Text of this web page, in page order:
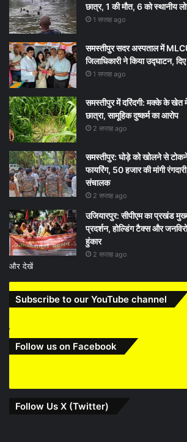
छात्र, 1 की मौत, 6 को स्थानीय
1 सप्ताह ago
समस्तीपुर सदर अस्पताल में
जिलाधिकारी ने किया उद्घाटन, दिए
1 सप्ताह ago
समस्तीपुर में दरिंदगी: मक्के के खेत
छात्रा, सामूहिक दुष्कर्म का आरोप
2 सप्ताह ago
समस्तीपुर: घोड़े को खोलने से
फायरिंग, 50 हजार की मांगी
संचालक
2 सप्ताह ago
उजियारपुर: सीपीएम का प्रखंड
प्रदर्शन, होल्डिंग टैक्स और
हुंकार
2 सप्ताह ago
और देखें
Subscribe to our YouTube channel
Follow us on Facebook
Follow Us X (Twitter)